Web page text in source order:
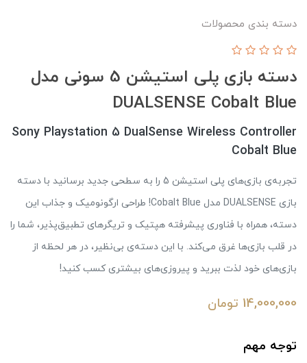
دسته بندی محصولات
دسته بازی پلی استیشن 5 سونی مدل
DUALSENSE Cobalt Blue
Sony Playstation 5 DualSense Wireless Controller
Cobalt Blue
تجربه‌ی بازی‌های پلی استیشن 5 را به سطحی جدید برسانید با دسته
بازی DUALSENSE مدل Cobalt Blue! طراحی ارگونومیک و جذاب این
دسته، همراه با فناوری پیشرفته هپتیک و تریگرهای تطبیق‌پذیر، شما را
در قلب بازی‌ها غرق می‌کند. با این دسته‌ی بی‌نظیر، در هر لحظه از
بازی‌های خود لذت ببرید و پیروزی‌های بیشتری کسب کنید!
14,000,000 تومان
توجه مهم